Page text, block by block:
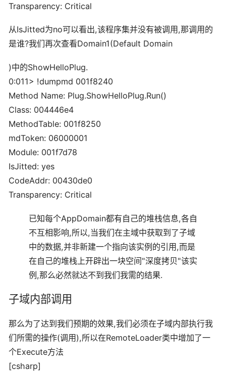
Transparency: Critical
从IsJitted为no可以看出,该程序集并没有被调用,那调用的
是谁?我们再次查看Domain1(Default Domain
)中的ShowHelloPlug.
0:011> !dumpmd 001f8240
Method Name: Plug.ShowHelloPlug.Run()
Class: 004446e4
MethodTable: 001f8250
mdToken: 06000001
Module: 001f7d78
IsJitted: yes
CodeAddr: 00430de0
Transparency: Critical
已知每个AppDomain都有自己的堆栈信息,各自
不互相影响,所以,当我们在主域中获取到了子域
中的数据,并非新建一个指向该实例的引用,而是
在自己的堆栈上开辟出一块空间"深度拷贝"该实
例,那么必然就达不到我们我需的结果.
子域内部调用
那么为了达到我们预期的效果,我们必须在子域内部执行我
们所需的操作(调用),所以在RemoteLoader类中增加了一
个Execute方法
[csharp]